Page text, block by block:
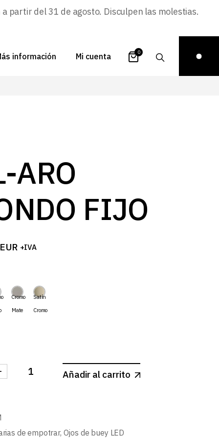
partir del 31 de agosto. Disculpen las molestias.
información
de inspiración
Mi cuenta 0
ARO
FIJO
EUR +IVA
Cromo
Mate
Satín
Cromo
ARO REDONDO FIJO cantidad
Añadir al carrito
de empotrar, Ojos de buey LED